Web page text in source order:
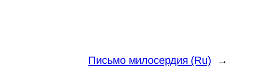
Письмо милосердия (Ru) →